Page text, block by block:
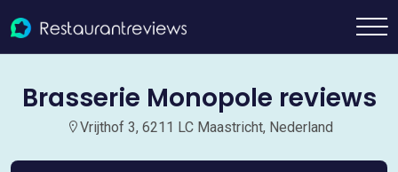
Brasserie Monopole reviews
Vrijthof 3, 6211 LC Maastricht, Nederland